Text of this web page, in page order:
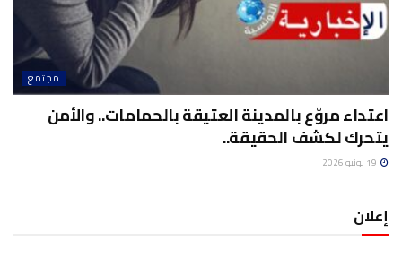
مجتمع
اعتداء مروّع بالمدينة العتيقة بالحمامات.. والأمن
يتحرك لكشف الحقيقة..
إعلان